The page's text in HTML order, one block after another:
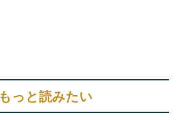
もっと読みたい